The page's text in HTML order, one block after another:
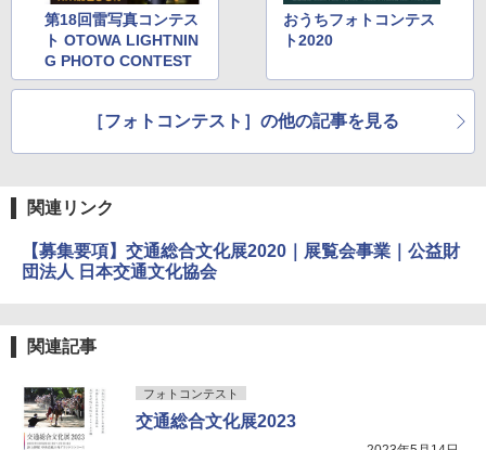
第18回雷写真コンテス
ト OTOWA LIGHTNIN
G PHOTO CONTEST
おうちフォトコンテス
ト2020
［フォトコンテスト］の他の記事を見る
関連リンク
【募集要項】交通総合文化展2020｜展覧会事業｜公益財
団法人 日本交通文化協会
関連記事
フォトコンテスト
交通総合文化展2023